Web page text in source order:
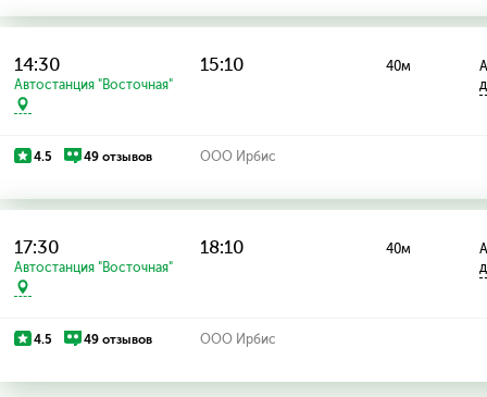
14:30
Автостанция "Восточная"
15:10 40м
4.5 49 отзывов ООО Ирбис
17:30
Автостанция "Восточная"
18:10 40м
4.5 49 отзывов ООО Ирбис